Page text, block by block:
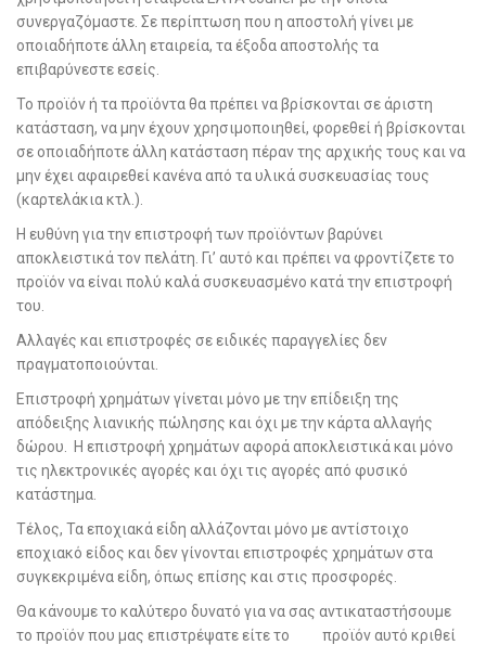
συνεργαζόμαστε. Σε περίπτωση που η αποστολή γίνει με
οποιαδήποτε άλλη εταιρεία, τα έξοδα αποστολής τα
επιβαρύνεστε εσείς.
Το προϊόν ή τα προϊόντα θα πρέπει να βρίσκονται σε άριστη
κατάσταση, να μην έχουν χρησιμοποιηθεί, φορεθεί ή βρίσκονται
σε οποιαδήποτε άλλη κατάσταση πέραν της αρχικής τους και να
μην έχει αφαιρεθεί κανένα από τα υλικά συσκευασίας τους
(καρτελάκια κτλ.).
Η ευθύνη για την επιστροφή των προϊόντων βαρύνει
αποκλειστικά τον πελάτη. Γι’ αυτό και πρέπει να φροντίζετε το
προϊόν να είναι πολύ καλά συσκευασμένο κατά την επιστροφή
του.
Αλλαγές και επιστροφές σε ειδικές παραγγελίες δεν
πραγματοποιούνται.
Επιστροφή χρημάτων γίνεται μόνο με την επίδειξη της
απόδειξης λιανικής πώλησης και όχι με την κάρτα αλλαγής
δώρου. Η επιστροφή χρημάτων αφορά αποκλειστικά και μόνο
τις ηλεκτρονικές αγορές και όχι τις αγορές από φυσικό
κατάστημα.
Τέλος, Τα εποχιακά είδη αλλάζονται μόνο με αντίστοιχο
εποχιακό είδος και δεν γίνονται επιστροφές χρημάτων στα
συγκεκριμένα είδη, όπως επίσης και στις προσφορές.
Θα κάνουμε το καλύτερο δυνατό για να σας αντικαταστήσουμε
το προϊόν που μας επιστρέψατε είτε το προϊόν αυτό κριθεί